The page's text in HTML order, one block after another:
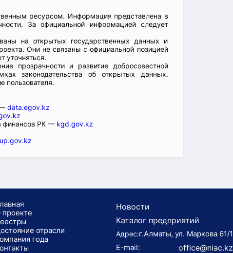
ресурсом. Информация представлена в
За официальной информацией следует
на открытых государственных данных и
Они не связаны с официальной позицией
уточняться.
прозрачности и развитие добросовестной
законодательства об открытых данных.
пользователя.
— data.egov.kz
финансов РК — kgd.gov.kz
проекте
отрасли
года
Новости
Каталог предприятий
Адрес:г.Алматы, ул. Маркова 61/1
E-mail:
office@niac.kz